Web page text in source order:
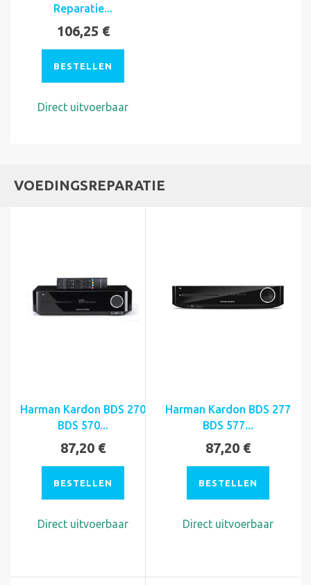
Reparatie...
106,25 €
BESTELLEN
Direct uitvoerbaar
VOEDINGSREPARATIE
Harman Kardon BDS 270
BDS 570...
87,20 €
BESTELLEN
Direct uitvoerbaar
Harman Kardon BDS 277
BDS 577...
87,20 €
BESTELLEN
Direct uitvoerbaar